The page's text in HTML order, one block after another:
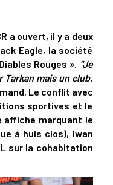
a ouvert, il y a deux
Eagle, la société
Rouges ». "Je
mais un club.
Le conflit avec
sportives et le
affiche marquant le
à huis clos), Iwan
sur la cohabitation